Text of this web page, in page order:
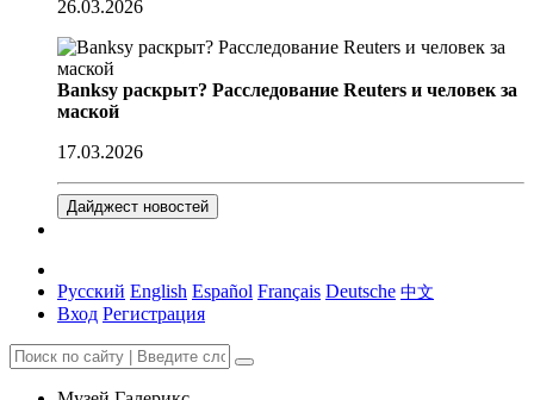
26.03.2026
Banksy раскрыт? Расследование Reuters и человек за
маской
17.03.2026
Дайджест новостей
Русский English Español Français Deutsche 中文
Вход Регистрация